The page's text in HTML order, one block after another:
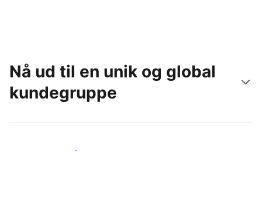
Nå ud til en unik og global
kundegruppe
Nå ud til nye gæster i dag